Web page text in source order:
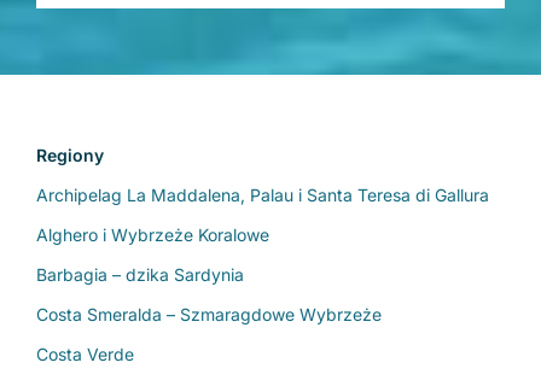
Regiony
Archipelag La Maddalena, Palau i Santa Teresa di Gallura
Alghero i Wybrzeże Koralowe
Barbagia – dzika Sardynia
Costa Smeralda – Szmaragdowe Wybrzeże
Costa Verde